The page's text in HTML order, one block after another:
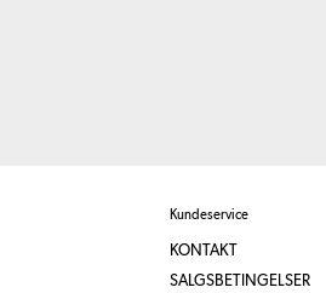
Kundeservice
KONTAKT
SALGSBETINGELSER